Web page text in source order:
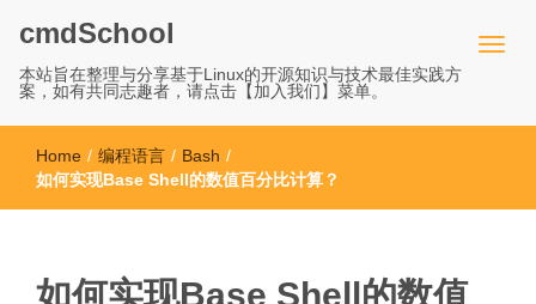
cmdSchool
本站旨在整理与分享基于Linux的开源知识与技术最佳实践方
案，如有共同志趣者，请点击【加入我们】菜单。
Home / 编程语言 / Bash /
如何实现Base Shell的数值百分比计算？
如何实现Base Shell的数值